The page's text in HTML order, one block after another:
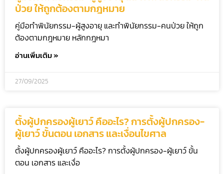
ป่วย ให้ถูกต้องตามกฎหมาย
คู่มือทำพินัยกรรม-ผู้สูงอายุ และทำพินัยกรรม-คนป่วย ให้ถูก
ต้องตามกฎหมาย หลักกฎหมา
อ่านเพิ่มเติม »
27/09/2025
ตั้งผู้ปกครองผู้เยาว์ คืออะไร? การตั้งผู้ปกครอง-
ผู้เยาว์ ขั้นตอน เอกสาร และเงื่อนไขศาล
ตั้งผู้ปกครองผู้เยาว์ คืออะไร? การตั้งผู้ปกครอง-ผู้เยาว์ ขั้น
ตอน เอกสาร และเงื่อ